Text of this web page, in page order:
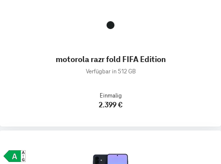
motorola razr fold FIFA Edition
Verfügbar in 512 GB
Einmalig
2.399 €